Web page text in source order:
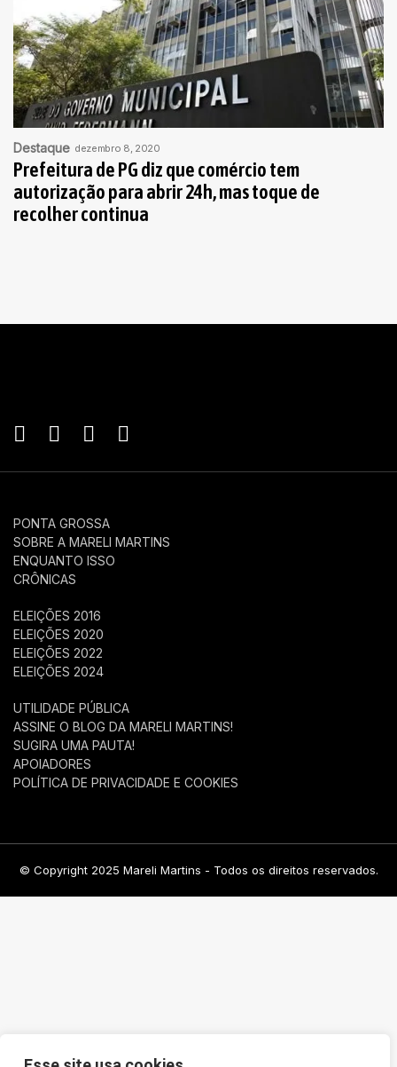
Destaque dezembro 8, 2020
Prefeitura de PG diz que comércio tem
autorização para abrir 24h, mas toque de
recolher continua
PONTA GROSSA
SOBRE A MARELI MARTINS
ENQUANTO ISSO
CRÔNICAS
ELEIÇÕES 2016
ELEIÇÕES 2020
ELEIÇÕES 2022
ELEIÇÕES 2024
UTILIDADE PÚBLICA
ASSINE O BLOG DA MARELI MARTINS!
SUGIRA UMA PAUTA!
APOIADORES
POLÍTICA DE PRIVACIDADE E COOKIES
© Copyright 2025 Mareli Martins - Todos os direitos reservados.